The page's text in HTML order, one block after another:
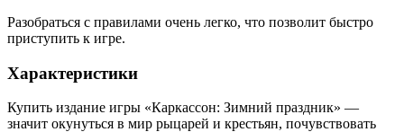
Разобраться с правилами очень легко, что позволит быстро
приступить к игре.
Характеристики
Купить издание игры «Каркассон: Зимний праздник» —
значит окунуться в мир рыцарей и крестьян, почувствовать